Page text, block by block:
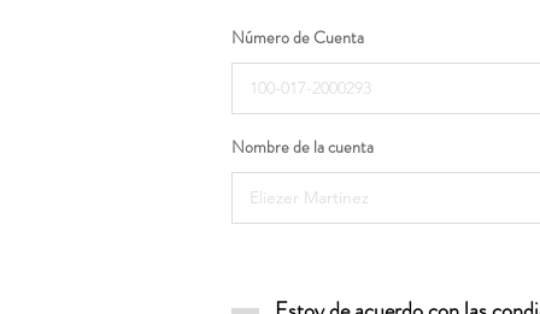
Número de Cuenta
Nombre de la cuenta